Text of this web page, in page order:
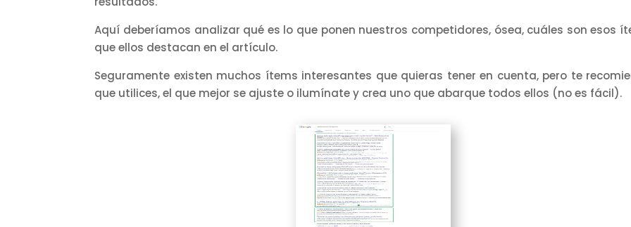
Aquí deberíamos analizar qué es lo que ponen nuestros competidores, ósea, cuáles son esos
que ellos destacan en el artículo.
Seguramente existen muchos ítems interesantes que quieras tener en cuenta, pero te
que utilices, el que mejor se ajuste o ilumínate y crea uno que abarque todos ellos (no es fácil).